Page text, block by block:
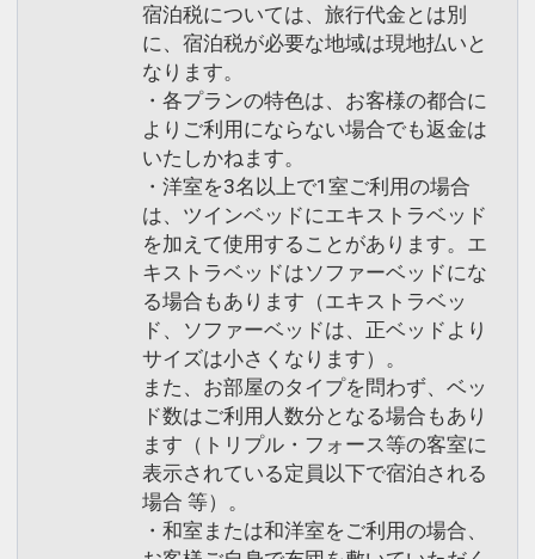
宿泊税については、旅行代金とは別
に、宿泊税が必要な地域は現地払いと
なります。
・各プランの特色は、お客様の都合に
よりご利用にならない場合でも返金は
いたしかねます。
・洋室を3名以上で1室ご利用の場合
は、ツインベッドにエキストラベッド
を加えて使用することがあります。エ
キストラベッドはソファーベッドにな
る場合もあります（エキストラベッ
ド、ソファーベッドは、正ベッドより
サイズは小さくなります）。
また、お部屋のタイプを問わず、ベッ
ド数はご利用人数分となる場合もあり
ます（トリプル・フォース等の客室に
表示されている定員以下で宿泊される
場合 等）。
・和室または和洋室をご利用の場合、